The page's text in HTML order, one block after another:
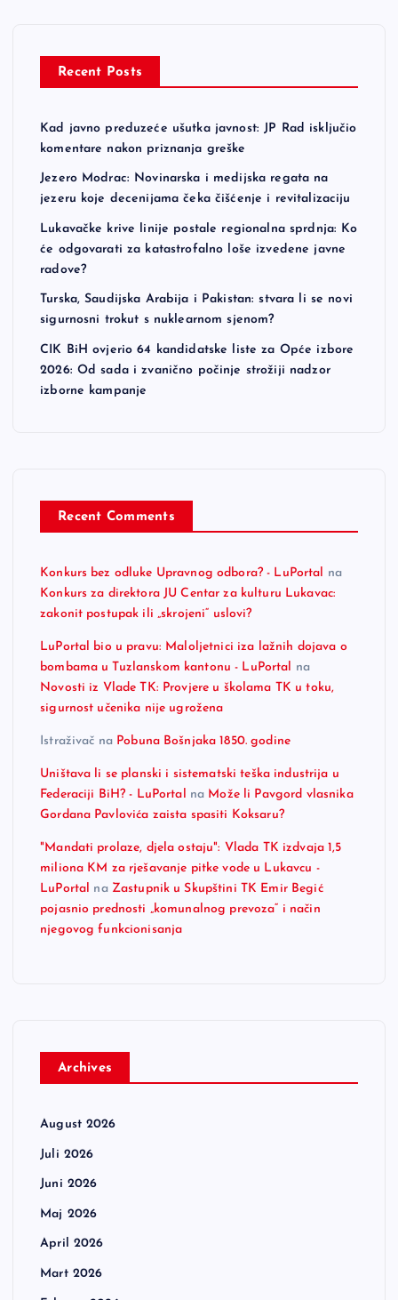
Recent Posts
Kad javno preduzeće ušutka javnost: JP Rad isključio
komentare nakon priznanja greške
Jezero Modrac: Novinarska i medijska regata na
jezeru koje decenijama čeka čišćenje i revitalizaciju
Lukavačke krive linije postale regionalna sprdnja: Ko
će odgovarati za katastrofalno loše izvedene javne
radove?
Turska, Saudijska Arabija i Pakistan: stvara li se novi
sigurnosni trokut s nuklearnom sjenom?
CIK BiH ovjerio 64 kandidatske liste za Opće izbore
2026: Od sada i zvanično počinje strožiji nadzor
izborne kampanje
Recent Comments
Konkurs bez odluke Upravnog odbora? - LuPortal
na
Konkurs za direktora JU Centar za kulturu Lukavac:
zakonit postupak ili „skrojeni“ uslovi?
LuPortal bio u pravu: Maloljetnici iza lažnih dojava o
bombama u Tuzlanskom kantonu - LuPortal
na
Novosti iz Vlade TK: Provjere u školama TK u toku,
sigurnost učenika nije ugrožena
Istraživač na Pobuna Bošnjaka 1850. godine
Uništava li se planski i sistematski teška industrija u
Federaciji BiH? - LuPortal na Može li Pavgord vlasnika
Gordana Pavlovića zaista spasiti Koksaru?
"Mandati prolaze, djela ostaju": Vlada TK izdvaja 1,5
miliona KM za rješavanje pitke vode u Lukavcu -
LuPortal na Zastupnik u Skupštini TK Emir Begić
pojasnio prednosti „komunalnog prevoza“ i način
njegovog funkcionisanja
Archives
August 2026
Juli 2026
Juni 2026
Maj 2026
April 2026
Mart 2026